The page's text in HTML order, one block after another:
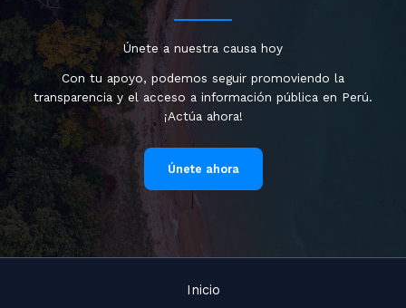
Únete a nuestra causa hoy
Con tu apoyo, podemos seguir promoviendo la
transparencia y el acceso a información pública en Perú.
¡Actúa ahora!
Únete ahora
Inicio